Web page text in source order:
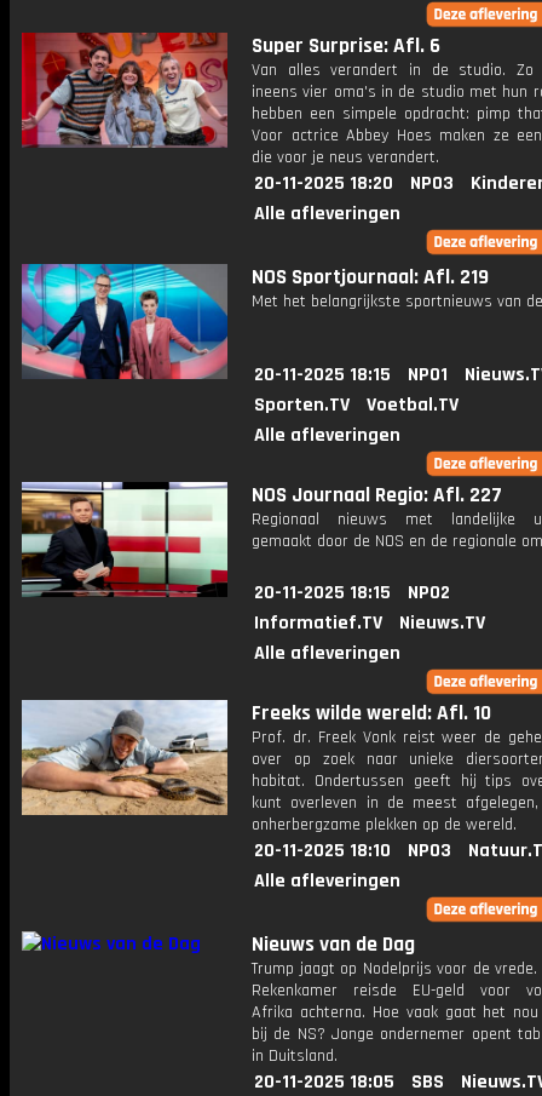
Super Surprise: Afl. 6
Van alles verandert in de studio.
ineens vier oma's in de studio met hun
hebben een simpele opdracht: pimp
Voor actrice Abbey Hoes maken ze
die voor je neus verandert.
20-11-2025 18:20 NPO3
Alle afleveringen
NOS Sportjournaal: Afl. 219
Met het belangrijkste sportnieuws van
20-11-2025 18:15 NPO1
Sporten.TV
Voetbal.TV
Alle afleveringen
NOS Journaal Regio: Afl. 227
Regionaal nieuws met landelijke
gemaakt door de NOS en de regionale
20-11-2025 18:15
NPO2
Informatief.TV
Nieuws.TV
Alle afleveringen
Freeks wilde wereld: Afl. 10
Prof. dr. Freek Vonk reist weer de
over op zoek naar unieke
habitat. Ondertussen geeft hij tips
kunt overleven in de meest
onherbergzame plekken op de wereld.
20-11-2025 18:10 NPO3
Alle afleveringen
Nieuws van de Dag
Trump jaagt op Nodelprijs voor de vrede.
Rekenkamer reisde EU-geld voor
Afrika achterna. Hoe vaak gaat het
bij de NS? Jonge ondernemer opent
in Duitsland.
20-11-2025 18:05 SBS